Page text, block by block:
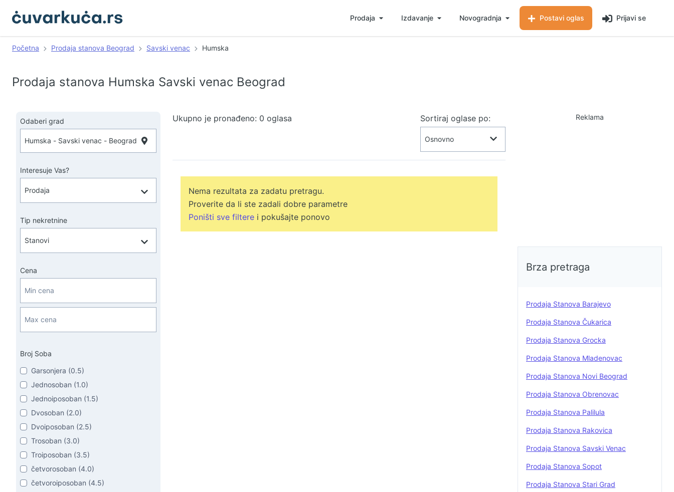
Prodaja Izdavanje Novogradnja Postavi oglas Prijavi se
Početna Prodaja stanova Beograd Savski venac Humska
Prodaja stanova Humska Savski venac Beograd
Odaberi grad
Interesuje Vas?
Tip nekretnine
Cena
Broj Soba
Garsonjera (0.5)
Jednosoban (1.0)
Jednoiposoban (1.5)
Dvosoban (2.0)
Dvoiposoban (2.5)
Trosoban (3.0)
Troiposoban (3.5)
četvorosoban (4.0)
četvoroiposoban (4.5)
Ukupno je pronađeno: 0 oglasa Sortiraj oglase po:
Nema rezultata za zadatu pretragu.
Proverite da li ste zadali dobre parametre
Poništi sve filtere i pokušajte ponovo
Reklama
Brza pretraga
Prodaja Stanova Barajevo
Prodaja Stanova Čukarica
Prodaja Stanova Grocka
Prodaja Stanova Mladenovac
Prodaja Stanova Novi Beograd
Prodaja Stanova Obrenovac
Prodaja Stanova Palilula
Prodaja Stanova Rakovica
Prodaja Stanova Savski Venac
Prodaja Stanova Sopot
Prodaja Stanova Stari Grad